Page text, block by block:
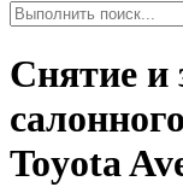
Снятие и
Toyota